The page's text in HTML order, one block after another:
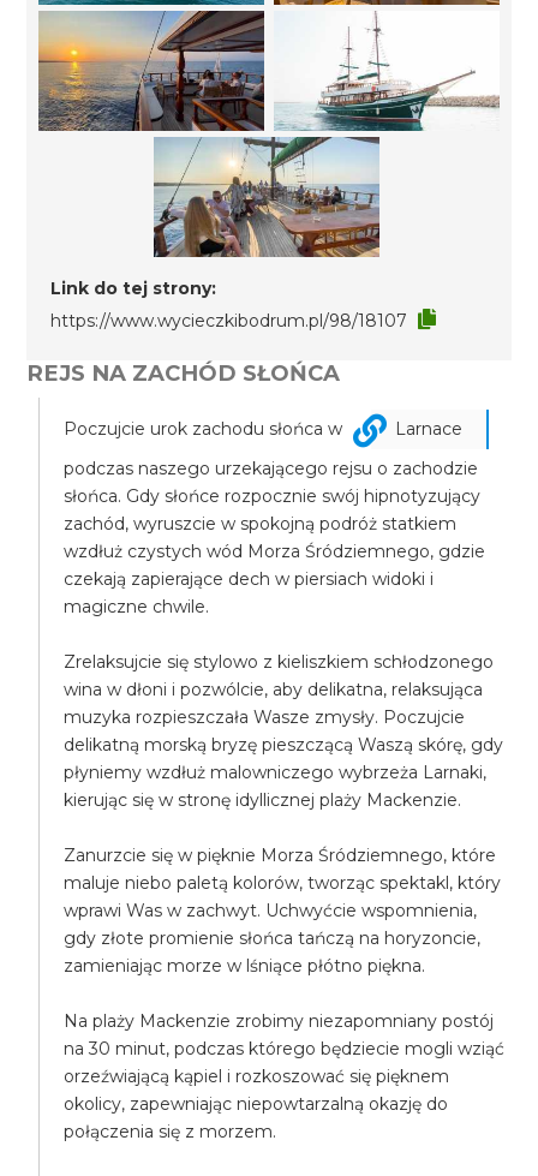
Link do tej strony:
https://www.wycieczkibodrum.pl/98/18107
REJS NA ZACHÓD SŁOŃCA
Poczujcie urok zachodu słońca w
Larnace
podczas naszego urzekającego rejsu o zachodzie
słońca. Gdy słońce rozpocznie swój hipnotyzujący
zachód, wyruszcie w spokojną podróż statkiem
wzdłuż czystych wód Morza Śródziemnego, gdzie
czekają zapierające dech w piersiach widoki i
magiczne chwile.
Zrelaksujcie się stylowo z kieliszkiem schłodzonego
wina w dłoni i pozwólcie, aby delikatna, relaksująca
muzyka rozpieszczała Wasze zmysły. Poczujcie
delikatną morską bryzę pieszczącą Waszą skórę, gdy
płyniemy wzdłuż malowniczego wybrzeża Larnaki,
kierując się w stronę idyllicznej plaży Mackenzie.
Zanurzcie się w pięknie Morza Śródziemnego, które
maluje niebo paletą kolorów, tworząc spektakl, który
wprawi Was w zachwyt. Uchwyćcie wspomnienia,
gdy złote promienie słońca tańczą na horyzoncie,
zamieniając morze w lśniące płótno piękna.
Na plaży Mackenzie zrobimy niezapomniany postój
na 30 minut, podczas którego będziecie mogli wziąć
orzeźwiającą kąpiel i rozkoszować się pięknem
okolicy, zapewniając niepowtarzalną okazję do
połączenia się z morzem.